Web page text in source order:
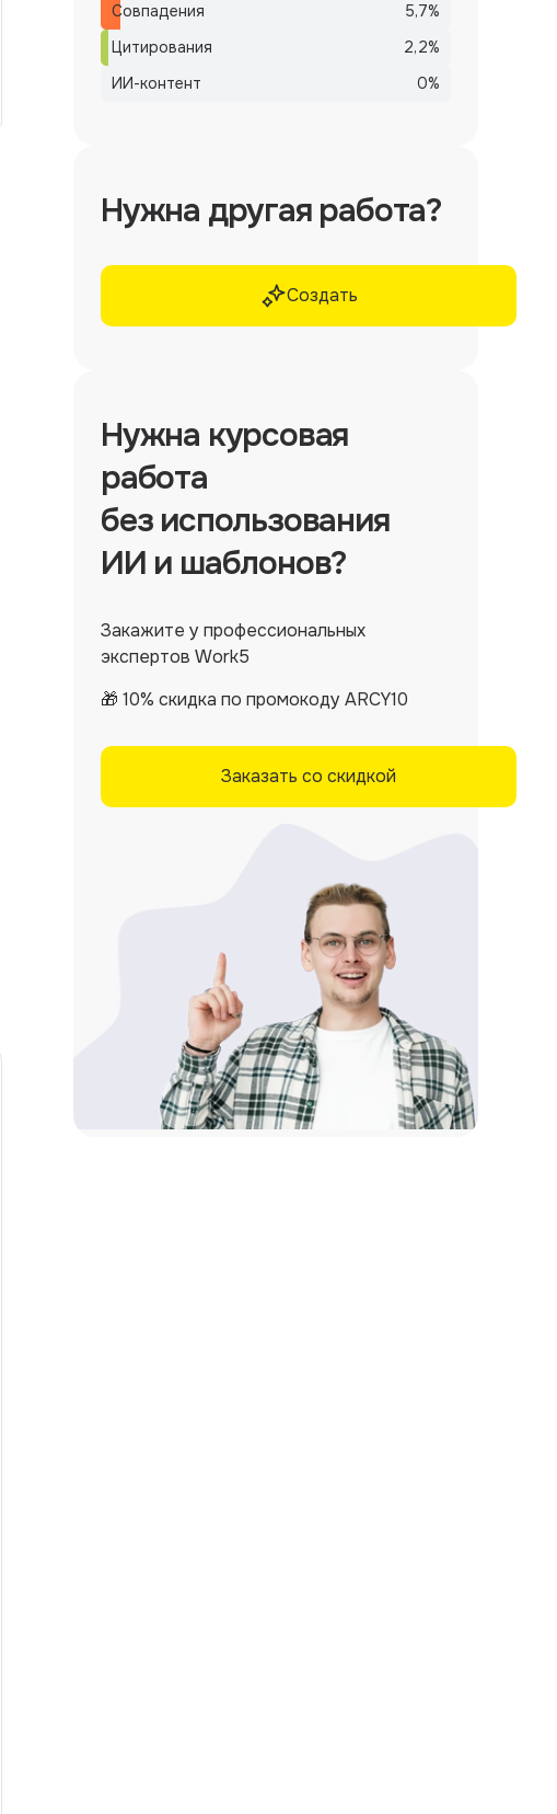
Совпадения
5,7%
Цитирования
2,2%
ИИ-контент
0%
Нужна другая работа?
Создать
Нужна курсовая
работа
без использования
ИИ и шаблонов?
Закажите у профессиональных
экспертов Work5
🎁 10% скидка по промокоду ARCY10
Заказать со скидкой